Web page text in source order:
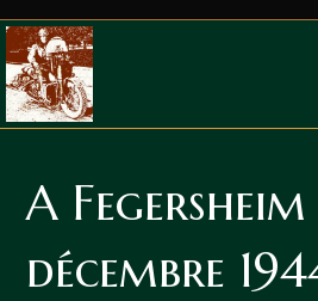
A
décembre